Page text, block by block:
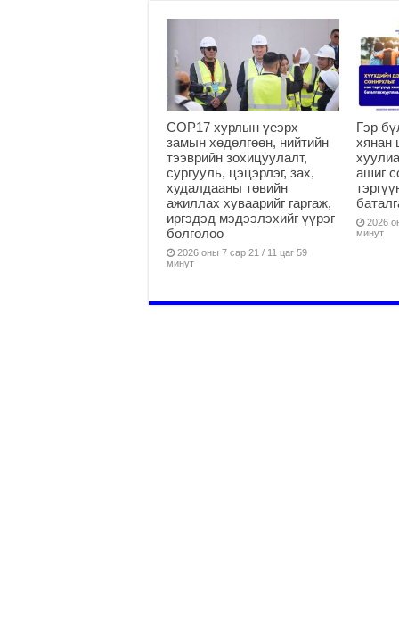
COP17 хурлын үеэрх
замын хөдөлгөөн, нийтийн
тээврийн зохицуулалт,
сургууль, цэцэрлэг, зах,
худалдааны төвийн
ажиллах хуваарийг гаргаж,
иргэдэд мэдээлэхийг үүрэг
болголоо
2026 оны 7 сар 21 / 11 цаг 59
минут
Гэр
хянан
ашиг
2026
минут